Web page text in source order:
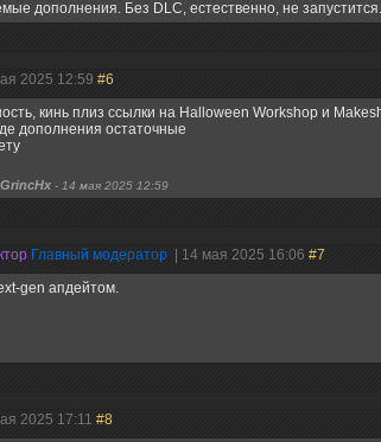
дополнения. Без DLC, естественно, не запустится.
2025 12:59 #6
кинь плиз ссылки на Halloween Workshop и
дополнения остаточные
- 14 мая 2025 12:59
Главный модератор | 14 мая 2025 16:06 #7
gen апдейтом.
2025 17:11 #8